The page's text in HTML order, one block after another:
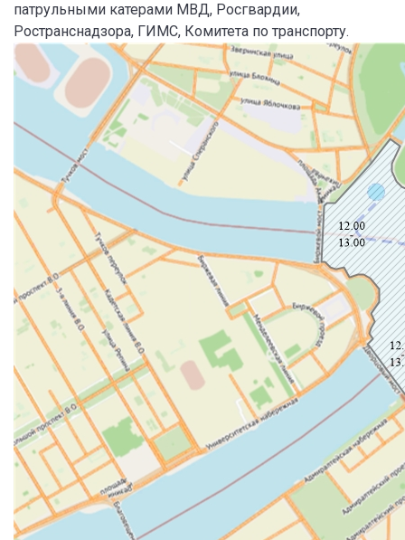
патрульными катерами МВД, Росгвардии,
Ространснадзора, ГИМС, Комитета по транспорту.